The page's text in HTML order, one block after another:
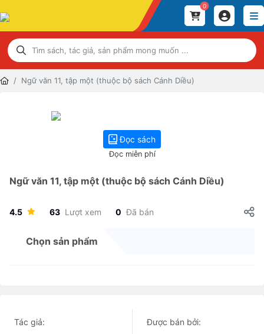
0
Ngữ văn 11, tập một (thuộc bộ sách Cánh Diều)
Đọc sách
Đọc miễn phí
Ngữ văn 11, tập một (thuộc bộ sách Cánh Diều)
4.5 63 Lượt xem 0 Đã bán
Chọn sản phẩm
Tác giả:
Được bán bởi: